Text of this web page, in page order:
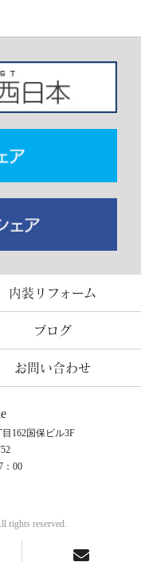
内装リフォーム
ブログ
お問い合わせ
162国保ビル3F
：00
rights reserved.